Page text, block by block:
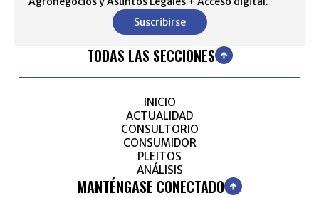
Suscribirse
TODAS LAS SECCIONES
INICIO
ACTUALIDAD
CONSULTORIO
CONSUMIDOR
PLEITOS
ANÁLISIS
MANTÉNGASE CONECTADO